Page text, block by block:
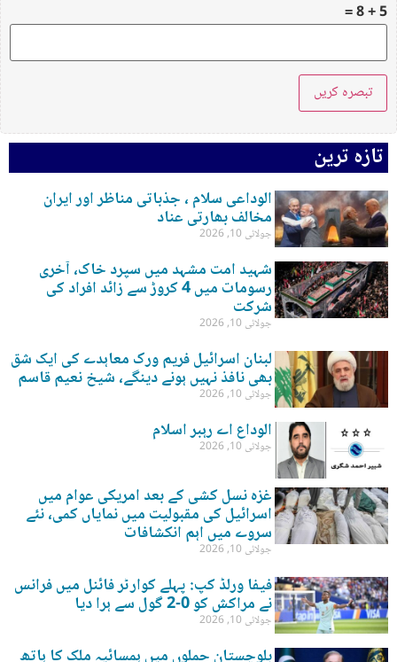
5 + 8 =
تازہ ترین
الوداعی سلام ، جذباتی مناظر اور ایران
مخالف بھارتی عناد
جولائی 10, 2026
شہید امت مشہد میں سپرد خاک، آخری
رسومات میں 4 کروڑ سے زائد افراد کی
شرکت
جولائی 10, 2026
لبنان اسرائیل فریم ورک معاہدے کی ایک شق
بھی نافذ نہیں ہونے دینگے، شیخ نعیم قاسم
جولائی 10, 2026
الوداع اے رہبر اسلام
جولائی 10, 2026
غزہ نسل کشی کے بعد امریکی عوام میں
اسرائیل کی مقبولیت میں نمایاں کمی، نئے
سروے میں اہم انکشافات
جولائی 10, 2026
فیفا ورلڈ کپ: پہلے کوارٹر فائنل میں فرانس
نے مراکش کو 0-2 گول سے ہرا دیا
جولائی 10, 2026